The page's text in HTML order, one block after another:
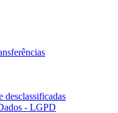
desclassificadas
- LGPD